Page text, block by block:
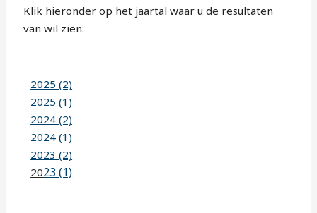
Klik hieronder op het jaartal waar u de resultaten
van wil zien:
2025 (2)
2025 (1)
2024 (2)
2024 (1)
2023 (2)
2023 (1)